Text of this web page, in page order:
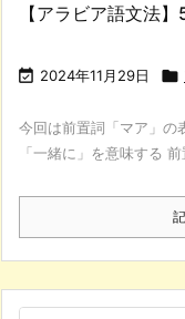
【アラビア語文法
 2024年11月29日 
今回は前置詞「マア」の
「一緒に」を意味する